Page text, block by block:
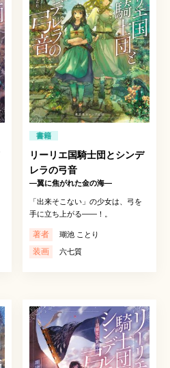
書籍
リーリエ国騎士団とシンデ
レラの弓音
―翼に焦がれた金の海―
「出来そこない」の少女は、弓を
手に立ち上がる——！。
著者 瑚池 ことり
装画 六七質